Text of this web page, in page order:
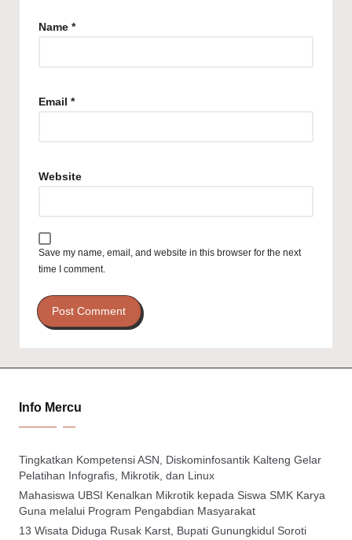
Name *
Email *
Website
Save my name, email, and website in this browser for the next
time I comment.
Info Mercu
Tingkatkan Kompetensi ASN, Diskominfosantik Kalteng Gelar
Pelatihan Infografis, Mikrotik, dan Linux
Mahasiswa UBSI Kenalkan Mikrotik kepada Siswa SMK Karya
Guna melalui Program Pengabdian Masyarakat
13 Wisata Diduga Rusak Karst, Bupati Gunungkidul Soroti